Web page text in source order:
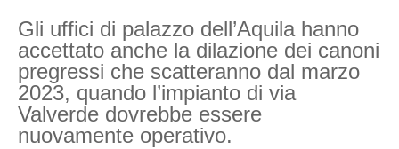
Gli uffici di palazzo dell’Aquila hanno
accettato anche la dilazione dei canoni
pregressi che scatteranno dal marzo
2023, quando l’impianto di via
Valverde dovrebbe essere
nuovamente operativo.